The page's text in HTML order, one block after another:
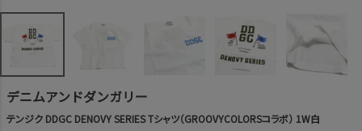
デニムアンドダンガリー
テンジク DDGC DENOVY SERIES Tシャツ（GROOVYCOLORSコラボ） 1W白